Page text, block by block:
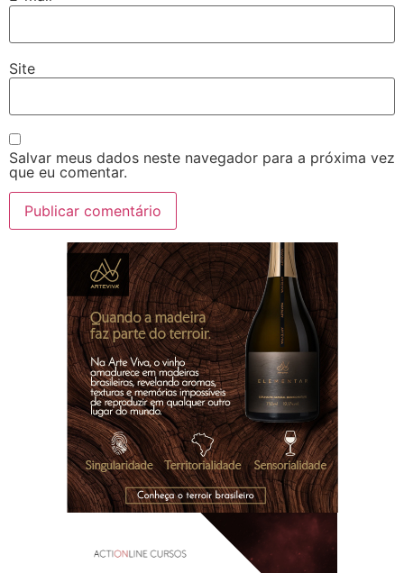
Site
Salvar meus dados neste navegador para a próxima vez
que eu comentar.